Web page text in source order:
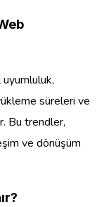
süreleri ve
Bu trendler,
ve dönüşüm